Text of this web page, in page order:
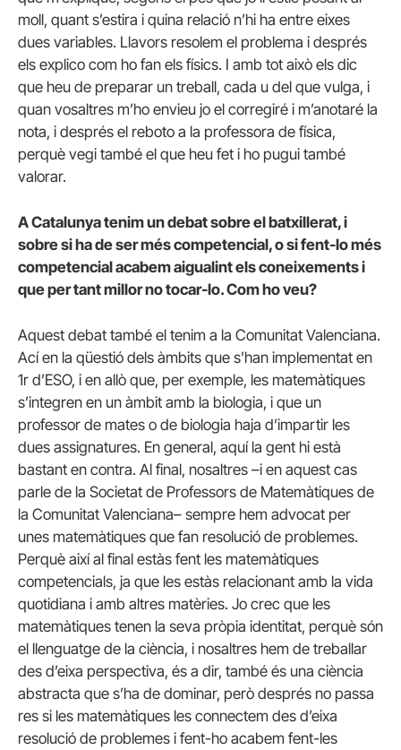
moll, quant s’estira i quina relació n’hi ha entre eixes
dues variables. Llavors resolem el problema i després
els explico com ho fan els físics. I amb tot això els dic
que heu de preparar un treball, cada u del que vulga, i
quan vosaltres m’ho envieu jo el corregiré i m’anotaré la
nota, i després el reboto a la professora de física,
perquè vegi també el que heu fet i ho pugui també
valorar.
A Catalunya tenim un debat sobre el batxillerat, i
sobre si ha de ser més competencial, o si fent-lo més
competencial acabem aigualint els coneixements i
que per tant millor no tocar-lo. Com ho veu?
Aquest debat també el tenim a la Comunitat Valenciana.
Ací en la qüestió dels àmbits que s’han implementat en
1r d’ESO, i en allò que, per exemple, les matemàtiques
s’integren en un àmbit amb la biologia, i que un
professor de mates o de biologia haja d’impartir les
dues assignatures. En general, aquí la gent hi està
bastant en contra. Al final, nosaltres –i en aquest cas
parle de la Societat de Professors de Matemàtiques de
la Comunitat Valenciana– sempre hem advocat per
unes matemàtiques que fan resolució de problemes.
Perquè així al final estàs fent les matemàtiques
competencials, ja que les estàs relacionant amb la vida
quotidiana i amb altres matèries. Jo crec que les
matemàtiques tenen la seva pròpia identitat, perquè són
el llenguatge de la ciència, i nosaltres hem de treballar
des d’eixa perspectiva, és a dir, també és una ciència
abstracta que s’ha de dominar, però després no passa
res si les matemàtiques les connectem des d’eixa
resolució de problemes i fent-ho acabem fent-les